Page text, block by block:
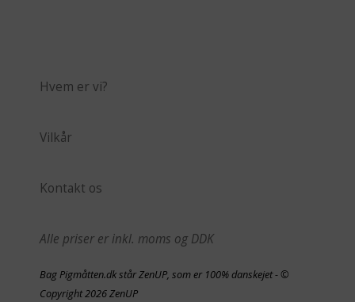
Hvem er vi?
Vilkår
Kontakt os
Alle priser er inkl. moms og DDK
Bag Pigmåtten.dk står ZenUP, som er 100% danskejet - ©
Copyright 2026 ZenUP